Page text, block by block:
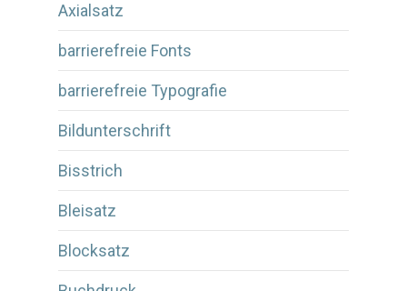
Axialsatz
barrierefreie Fonts
barrierefreie Typografie
Bildunterschrift
Bisstrich
Bleisatz
Blocksatz